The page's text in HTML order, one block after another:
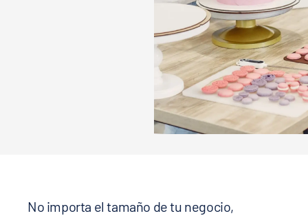
No importa el tamaño de tu negocio,